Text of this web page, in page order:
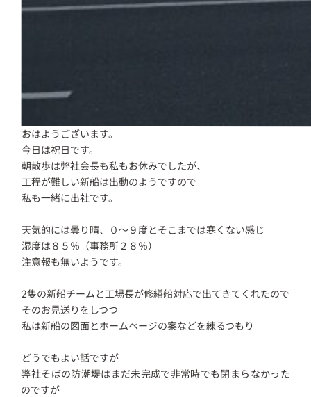
おはようございます。
今日は祝日です。
朝散歩は弊社会長も私もお休みでしたが、
工程が難しい新船は出動のようですので
私も一緒に出社です。
天気的には曇り晴、０～９度とそこまでは寒くない感じ
湿度は８５％（事務所２８％）
注意報も無いようです。
2隻の新船チームと工場長が修繕船対応で出てきてくれたので
そのお見送りをしつつ
私は新船の図面とホームページの案などを練るつもり
どうでもよい話ですが
弊社そばの防潮堤はまだ未完成で非常時でも閉まらなかった
のですが